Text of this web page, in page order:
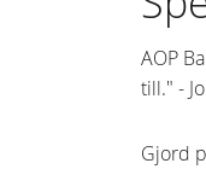
AOP
till." -
Gjord